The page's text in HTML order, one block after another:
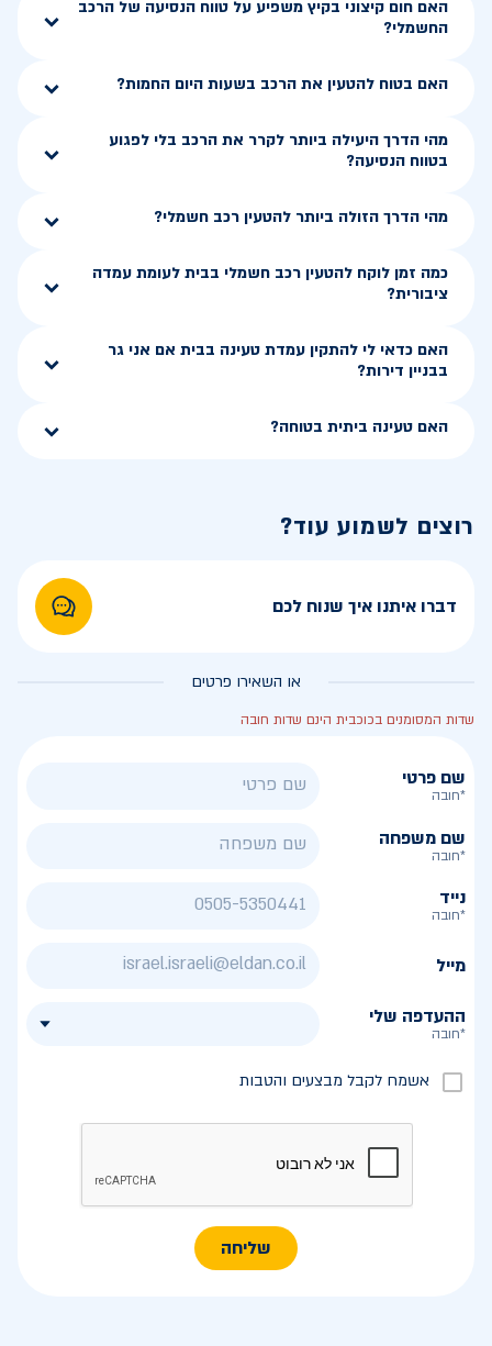
האם חום קיצוני בקיץ משפיע על טווח הנסיעה של הרכב
החשמלי?
האם בטוח להטעין את הרכב בשעות היום החמות?
מהי הדרך היעילה ביותר לקרר את הרכב בלי לפגוע
בטווח הנסיעה?
מהי הדרך הזולה ביותר להטעין רכב חשמלי?
כמה זמן לוקח להטעין רכב חשמלי בבית לעומת עמדה
ציבורית?
האם כדאי לי להתקין עמדת טעינה בבית אם אני גר
בבניין דירות?
האם טעינה ביתית בטוחה?
רוצים לשמוע עוד?
דברו איתנו איך שנוח לכם
או השאירו פרטים
שדות המסומנים בכוכבית הינם שדות חובה
שם פרטי
*חובה
שם משפחה
*חובה
נייד
*חובה
מייל
ההעדפה שלי
*חובה
אשמח לקבל מבצעים והטבות
שליחה